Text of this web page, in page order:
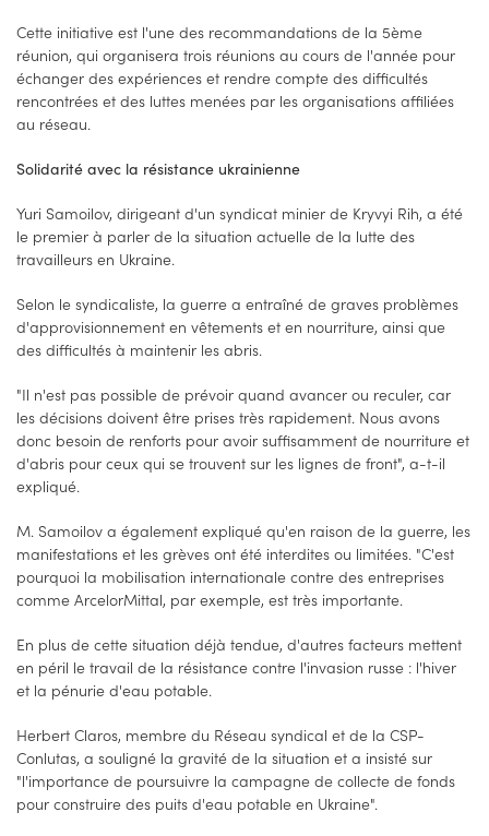
Cette initiative est l'une des recommandations de la 5ème
réunion, qui organisera trois réunions au cours de l'année pour
échanger des expériences et rendre compte des difficultés
rencontrées et des luttes menées par les organisations affiliées
au réseau.
Solidarité avec la résistance ukrainienne
Yuri Samoilov, dirigeant d'un syndicat minier de Kryvyi Rih, a été
le premier à parler de la situation actuelle de la lutte des
travailleurs en Ukraine.
Selon le syndicaliste, la guerre a entraîné de graves problèmes
d'approvisionnement en vêtements et en nourriture, ainsi que
des difficultés à maintenir les abris.
"Il n'est pas possible de prévoir quand avancer ou reculer, car
les décisions doivent être prises très rapidement. Nous avons
donc besoin de renforts pour avoir suffisamment de nourriture et
d'abris pour ceux qui se trouvent sur les lignes de front", a-t-il
expliqué.
M. Samoilov a également expliqué qu'en raison de la guerre, les
manifestations et les grèves ont été interdites ou limitées. "C'est
pourquoi la mobilisation internationale contre des entreprises
comme ArcelorMittal, par exemple, est très importante.
En plus de cette situation déjà tendue, d'autres facteurs mettent
en péril le travail de la résistance contre l'invasion russe : l'hiver
et la pénurie d'eau potable.
Herbert Claros, membre du Réseau syndical et de la CSP-
Conlutas, a souligné la gravité de la situation et a insisté sur
"l'importance de poursuivre la campagne de collecte de fonds
pour construire des puits d'eau potable en Ukraine".